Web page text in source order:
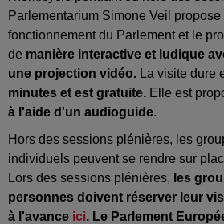
Parlementarium Simone Veil
fonctionnement du Parlement et le
de manière interactive et ludique
une projection vidéo. La visite dure
minutes et est gratuite. Elle est
à l'aide d'un audioguide.
Hors des sessions plénières, les
individuels peuvent se rendre sur
Lors des sessions plénières, les
personnes doivent réserver leur
à l'avance ici. Le Parlement